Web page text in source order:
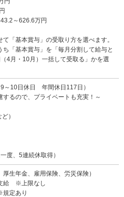
～626.6万円
「基本賞与」の受取り方を選べます。
ち「基本賞与」を「毎月分割して給与と
4月・10月）一括して受取る」かを選
10日休日 年間休日117日）
するので、プライベートも充実！～
）
度、5連続休取得）
生年金、雇用保険、労災保険）
給 ※上限なし
定あり